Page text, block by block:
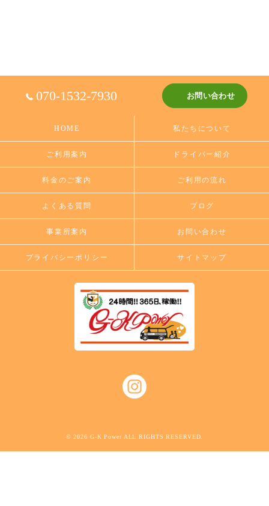
070-1532-7930 お問い合わせ
HOME 私たちについて
ご利用案内 ドライバー紹介
料金のご案内 ご利用の流れ
よくある質問 ブログ
事業所案内 お問い合わせ
プライバシーポリシー サイトマップ
© 2026 G-K Power ALL RIGHTS RESERVED.